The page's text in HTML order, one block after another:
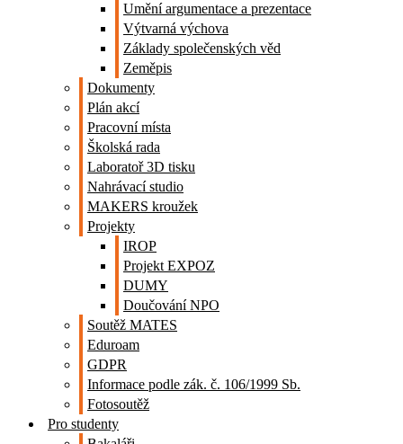
Umění argumentace a prezentace
Výtvarná výchova
Základy společenských věd
Zeměpis
Dokumenty
Plán akcí
Pracovní místa
Školská rada
Laboratoř 3D tisku
Nahrávací studio
MAKERS kroužek
Projekty
IROP
Projekt EXPOZ
DUMY
Doučování NPO
Soutěž MATES
Eduroam
GDPR
Informace podle zák. č. 106/1999 Sb.
Fotosoutěž
Pro studenty